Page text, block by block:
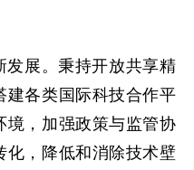
发展。秉持开放共享精
建各类国际科技合作平
境，加强政策与监管协
化，降低和消除技术壁